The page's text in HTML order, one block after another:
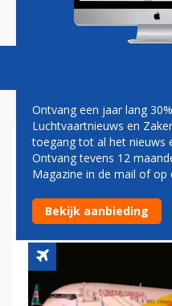
Magazine
SURINAM
MOET OP
NIEUWE
Ontvang een jaar lang
Luchtvaartnieuws en
toegang tot al het nieuws
Ontvang tevens 12
Magazine in de mail of op
Bekijk aanbieding